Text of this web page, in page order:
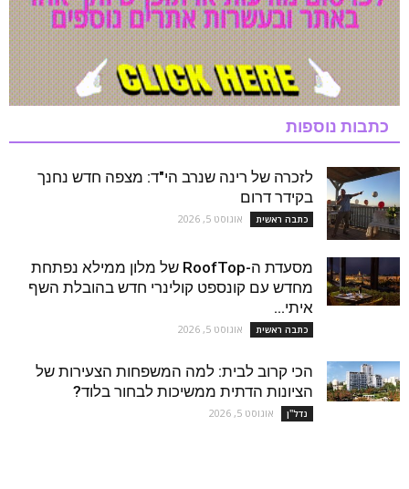
כתבות נוספות
לזכרה של רינה שנרב הי"ד: מצפה חדש נחנך
בקידר דרום
כתבה ראשית אוגוסט 5, 2026
מסעדת ה-RoofTop של מלון ממילא נפתחת
מחדש עם קונספט קולינרי חדש בהובלת השף
איתי...
כתבה ראשית אוגוסט 5, 2026
הכי קרוב לבית: למה המשפחות הצעירות של
הציונות הדתית ממשיכות לבחור בלוד?
נדל''ן אוגוסט 5, 2026